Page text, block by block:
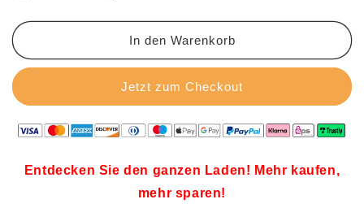
In den Warenkorb
Jetzt zum Checkout
Entdecken Sie den ganzen Laden! Mehr kaufen,
mehr sparen!